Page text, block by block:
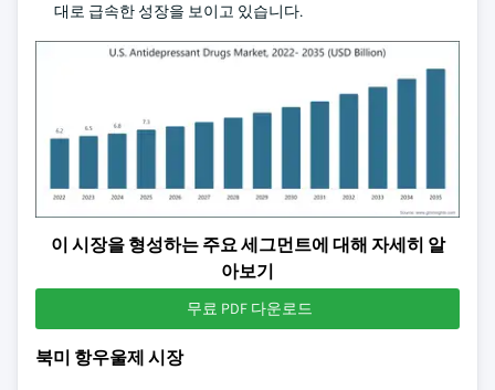
대로 급속한 성장을 보이고 있습니다.
이 시장을 형성하는 주요 세그먼트에 대해 자세히 알
아보기
무료 PDF 다운로드
북미 항우울제 시장